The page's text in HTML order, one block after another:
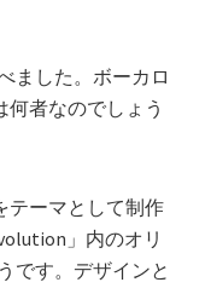
ました。ボーカロ
何者なのでしょう
テーマとして制作
」内のオリ
です。デザインと